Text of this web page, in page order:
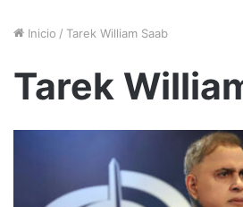
Inicio / Tarek William Saab
Tarek